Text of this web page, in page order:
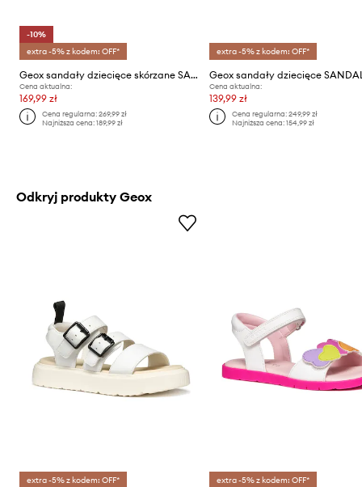
-10%
extra -5% z kodem: OFF*
Geox sandały dziecięce skórzane SANDAL MACCHIA
Cena aktualna:
169,99 zł
Cena regularna:269,99 zł
Najniższa cena:189,99 zł
extra -5% z kodem: OFF*
Cena aktualna:
139,99 zł
Cena regularna: 249,99 zł
Najniższa cena: 154,99 zł
Odkryj produkty Geox
extra -5% z kodem: OFF* extra -5% z kodem: OFF*